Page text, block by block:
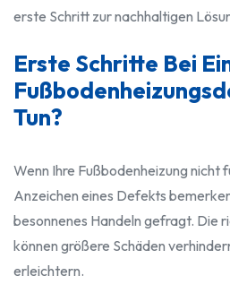
erste Schritt zur nachhaltigen
Erste Schritte Bei
Tun?
Wenn Ihre Fußbodenheizung nicht
Anzeichen eines Defekts
besonnenes Handeln gefragt. Die
können größere Schäden
erleichtern.